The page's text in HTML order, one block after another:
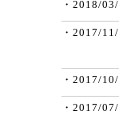
・2018/
・2017/
・2017/
・2017/